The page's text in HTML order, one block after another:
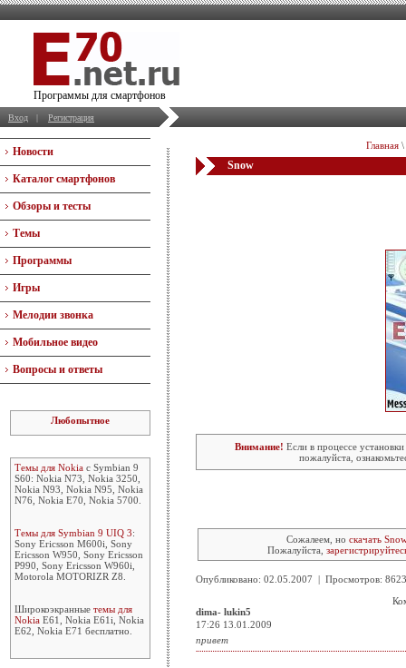
Программы для смартфонов
Вход | Регистрация
Новости
Каталог смартфонов
Обзоры и тесты
Темы
Программы
Игры
Мелодии звонка
Мобильное видео
Вопросы и ответы
Любопытное
Темы для Nokia с Symbian 9
S60: Nokia N73, Nokia 3250,
Nokia N93, Nokia N95, Nokia
N76, Nokia E70, Nokia 5700.
Темы для Symbian 9 UIQ 3:
Sony Ericsson M600i, Sony
Ericsson W950, Sony Ericsson
P990, Sony Ericsson W960i,
Motorola MOTORIZR Z8.
Широкоэкранные темы для
Nokia E61, Nokia E61i, Nokia
E62, Nokia E71 бесплатно.
Главная \
Snow
Внимание! Если в процессе
пожалуйста,
Сожалеем, но скачать
Пожалуйста,
Опубликовано: 02.05.2007 | Просмотров:
dima- lukin5
17:26 13.01.2009
привет